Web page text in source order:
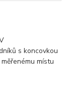
s koncovkou
místu